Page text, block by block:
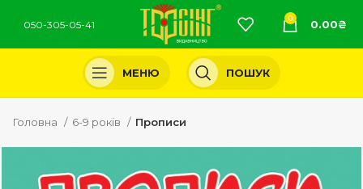
050-305-05-41
0 0.00₴
МЕНЮ ПОШУК
Головна 6-9 років Прописи